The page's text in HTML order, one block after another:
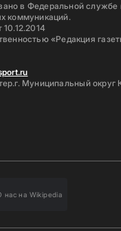
в Федеральной
коммуникаций.
«Редакция
Муниципальный округ
нас на Wikipedia